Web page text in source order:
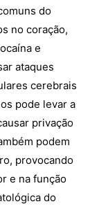
do
no coração,
e
ataques
cerebrais
pode levar a
privação
podem
provocando
e na função
do